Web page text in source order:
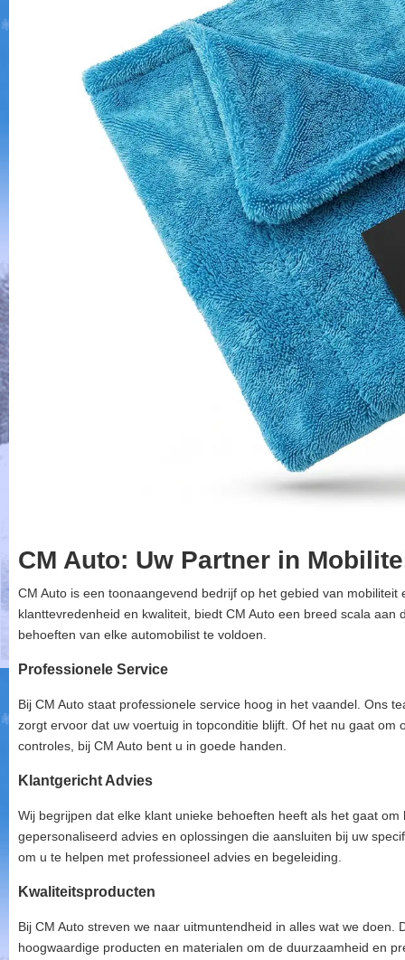
CM Auto: Uw Partner in
CM Auto is een toonaangevend bedrijf op het gebied van
klanttevredenheid en kwaliteit, biedt CM Auto een breed scala aan
behoeften van elke automobilist te voldoen.
Professionele Service
Bij CM Auto staat professionele service hoog in het vaandel. Ons
zorgt ervoor dat uw voertuig in topconditie blijft. Of het nu gaat om
controles, bij CM Auto bent u in goede handen.
Klantgericht Advies
Wij begrijpen dat elke klant unieke behoeften heeft als het gaat
gepersonaliseerd advies en oplossingen die aansluiten bij uw
om u te helpen met professioneel advies en begeleiding.
Kwaliteitsproducten
Bij CM Auto streven we naar uitmuntendheid in alles wat we doen.
hoogwaardige producten en materialen om de duurzaamheid en